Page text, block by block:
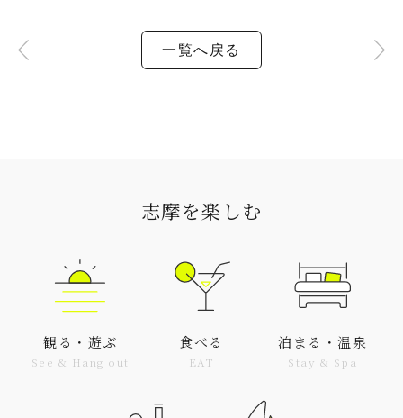
一覧へ戻る
志摩を楽しむ
観る・遊ぶ
See & Hang out
食べる
EAT
泊まる・温泉
Stay & Spa